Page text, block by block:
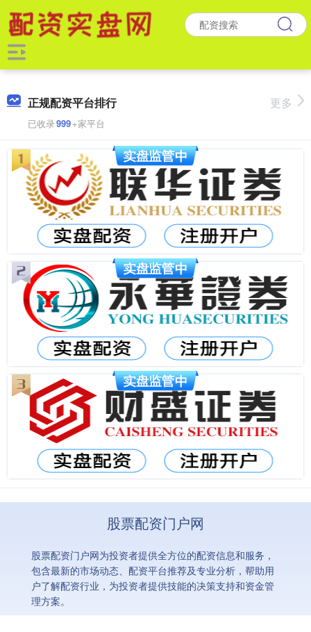
正规配资平台排行
已收录999+家平台
更多
股票配资门户网
股票配资门户网为投资者提供全方位的配资信息和服务，
包含最新的市场动态、配资平台推荐及专业分析，帮助用
户了解配资行业，为投资者提供技能的决策支持和资金管
理方案。